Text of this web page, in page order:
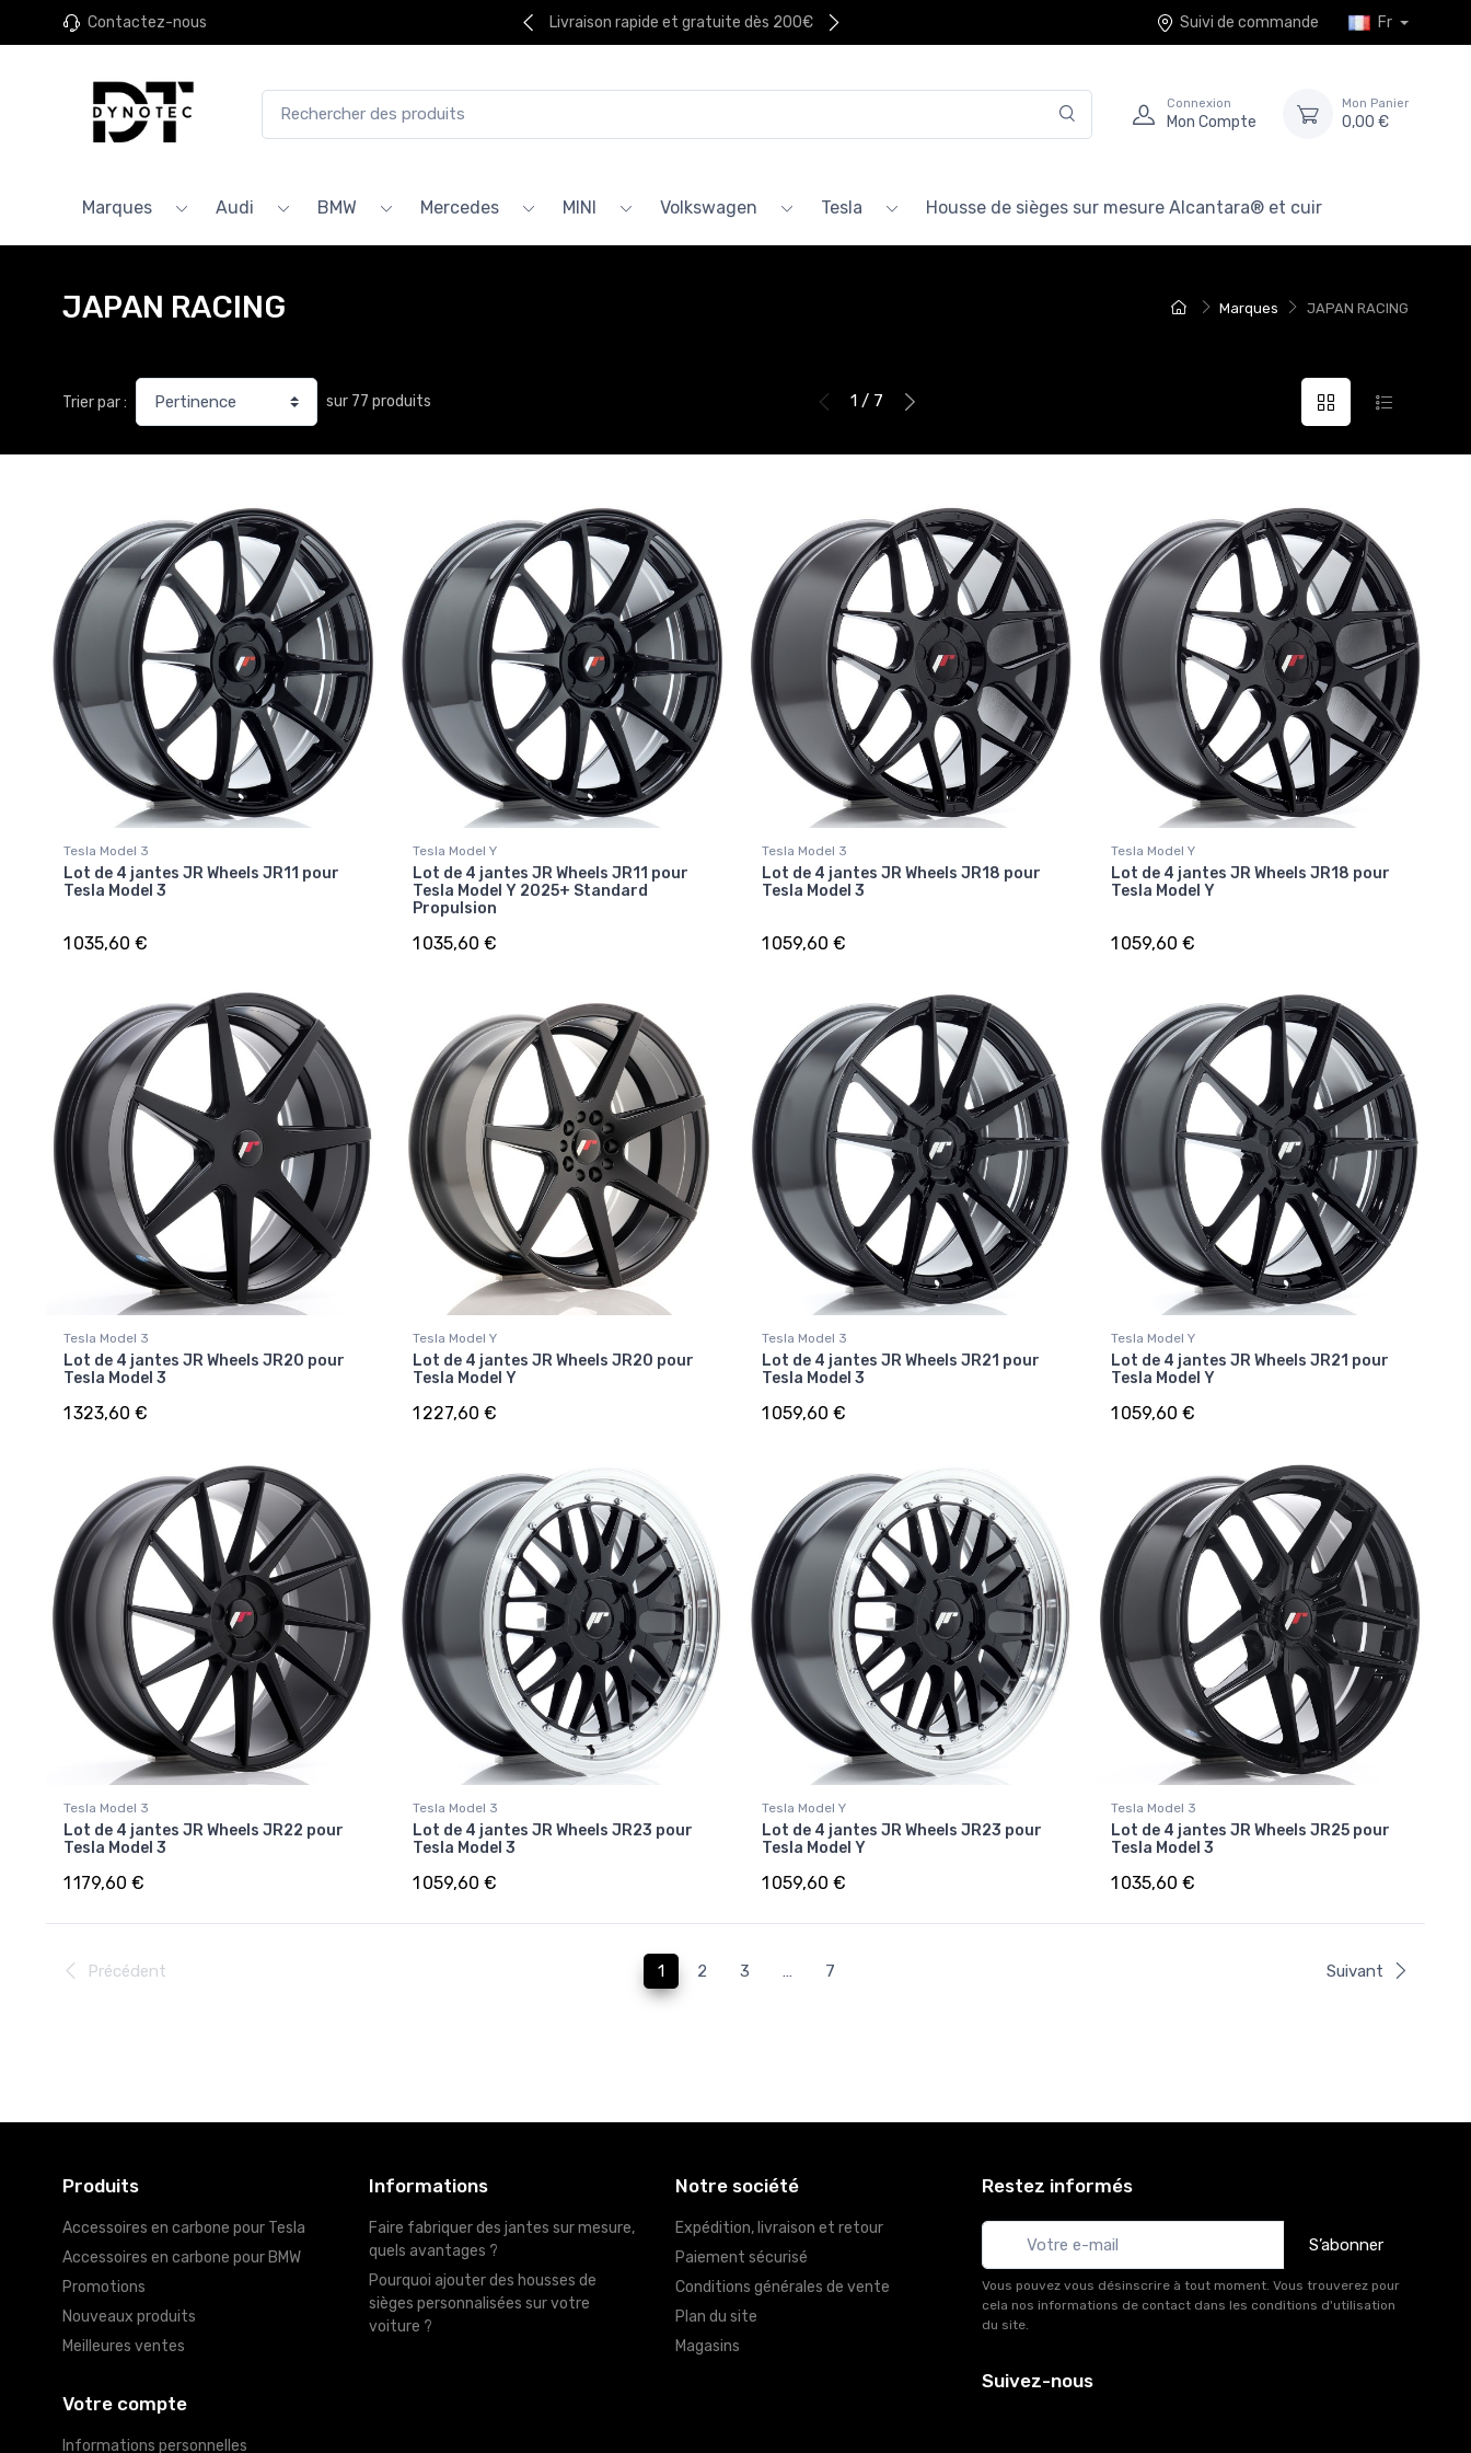
Contactez-nous Livraison rapide et gratuite dès 200€ Suivi de commande Fr
Connexion
Mon Compte
Mon Panier
0,00 €
Marques Audi BMW Mercedes MINI Volkswagen Tesla Housse de sièges sur mesure Alcantara® et cuir
Marques JAPAN RACING
JAPAN RACING
Trier par : sur 77 produits 1 / 7
Tesla Model 3
Lot de 4 jantes JR Wheels JR11 pour
Tesla Model 3
1 035,60 €
Tesla Model Y
Lot de 4 jantes JR Wheels JR11 pour
Tesla Model Y 2025+ Standard
Propulsion
1 035,60 €
Tesla Model 3
Lot de 4 jantes JR Wheels JR18 pour
Tesla Model 3
1 059,60 €
Tesla Model Y
Lot de 4 jantes JR Wheels JR18 pour
Tesla Model Y
1 059,60 €
Tesla Model 3
Lot de 4 jantes JR Wheels JR20 pour
Tesla Model 3
1 323,60 €
Tesla Model Y
Lot de 4 jantes JR Wheels JR20 pour
Tesla Model Y
1 227,60 €
Tesla Model 3
Lot de 4 jantes JR Wheels JR21 pour
Tesla Model 3
1 059,60 €
Tesla Model Y
Lot de 4 jantes JR Wheels JR21 pour
Tesla Model Y
1 059,60 €
Tesla Model 3
Lot de 4 jantes JR Wheels JR22 pour
Tesla Model 3
1 179,60 €
Tesla Model 3
Lot de 4 jantes JR Wheels JR23 pour
Tesla Model 3
1 059,60 €
Tesla Model Y
Lot de 4 jantes JR Wheels JR23 pour
Tesla Model Y
1 059,60 €
Tesla Model 3
Lot de 4 jantes JR Wheels JR25 pour
Tesla Model 3
1 035,60 €
Précédent 1 2 3 … 7 Suivant
Produits
Accessoires en carbone pour Tesla
Accessoires en carbone pour BMW
Promotions
Nouveaux produits
Meilleures ventes
Informations
Faire fabriquer des jantes sur mesure,
quels avantages ?
Pourquoi ajouter des housses de
sièges personnalisées sur votre
voiture ?
Notre société
Expédition, livraison et retour
Paiement sécurisé
Conditions générales de vente
Plan du site
Magasins
Votre compte
Informations personnelles
Restez informés
S’abonner
Vous pouvez vous désinscrire à tout moment. Vous trouverez pour
cela nos informations de contact dans les conditions d'utilisation
du site.
Suivez-nous